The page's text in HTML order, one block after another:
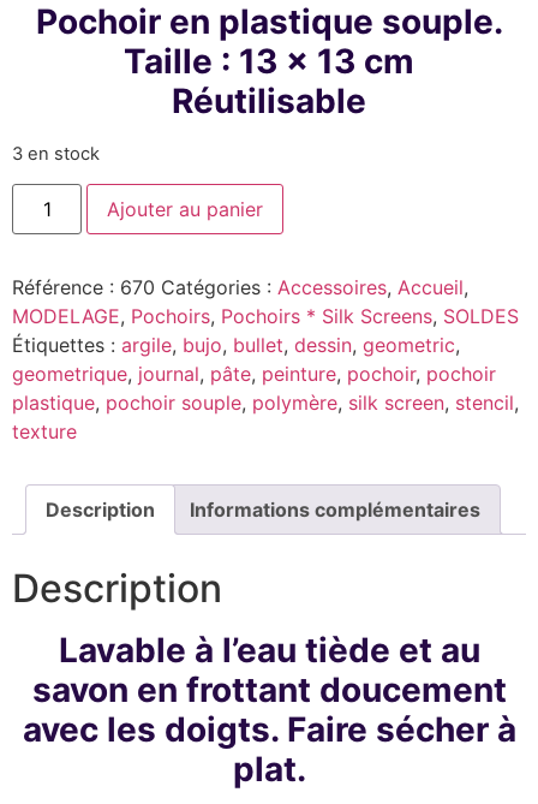
Pochoir en plastique souple.
Taille : 13 x 13 cm
Réutilisable
3 en stock
Ajouter au panier
Référence : 670 Catégories : Accessoires, Accueil,
MODELAGE, Pochoirs, Pochoirs * Silk Screens, SOLDES
Étiquettes : argile, bujo, bullet, dessin, geometric,
geometrique, journal, pâte, peinture, pochoir, pochoir
plastique, pochoir souple, polymère, silk screen, stencil,
texture
Description Informations complémentaires
Description
Lavable à l’eau tiède et au
savon en frottant doucement
avec les doigts. Faire sécher à
plat.